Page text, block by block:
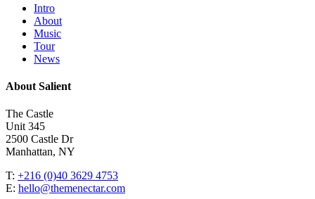
Close
Menu
Intro
About
Music
Tour
News
About Salient
The Castle
Unit 345
2500 Castle Dr
Manhattan, NY
T: +216 (0)40 3629 4753
E: hello@themenectar.com